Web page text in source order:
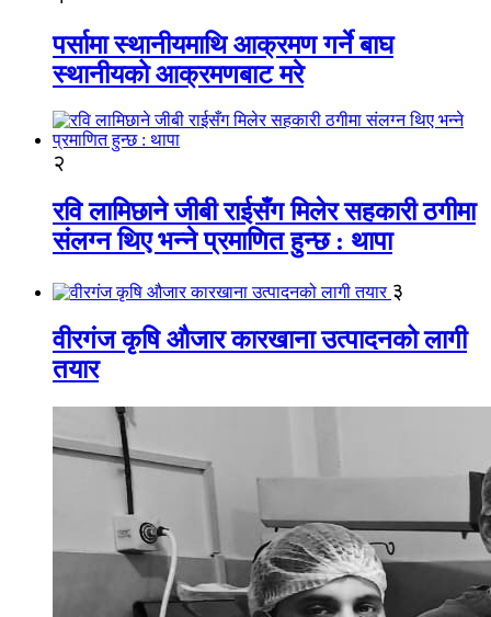
पर्सामा स्थानीयमाथि आक्रमण गर्ने बाघ
स्थानीयको आक्रमणबाट मरे
२
रवि लामिछाने जीबी राईसँग मिलेर सहकारी ठगीमा
संलग्न थिए भन्ने प्रमाणित हुन्छ : थापा
३
वीरगंज कृषि औजार कारखाना उत्पादनको लागी
तयार